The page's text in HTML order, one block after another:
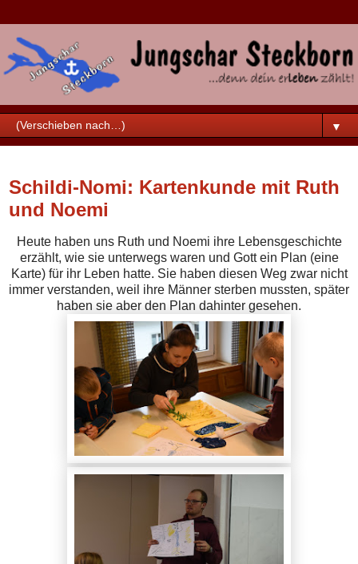
▼
Schildi-Nomi: Kartenkunde mit Ruth
und Noemi
Heute haben uns Ruth und Noemi ihre Lebensgeschichte
erzählt, wie sie unterwegs waren und Gott ein Plan (eine
Karte) für ihr Leben hatte. Sie haben diesen Weg zwar nicht
immer verstanden, weil ihre Männer sterben mussten, später
haben sie aber den Plan dahinter gesehen.